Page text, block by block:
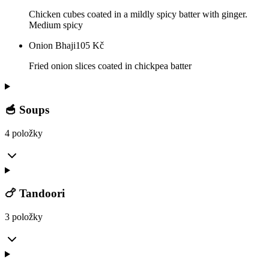
Chicken cubes coated in a mildly spicy batter with ginger.
Medium spicy
Onion Bhaji105 Kč
Fried onion slices coated in chickpea batter
🥣 Soups
4 položky
🍗 Tandoori
3 položky